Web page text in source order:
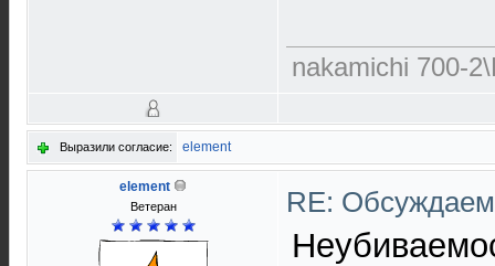
nakamichi 700-
Выразили согласие: element
element
Ветеран RE: